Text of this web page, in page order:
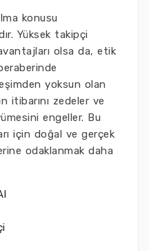
konusu
Yüksek takipçi
olsa da, etik
yoksun olan
itibarını zedeler ve
engeller. Bu
için doğal ve gerçek
odaklanmak daha